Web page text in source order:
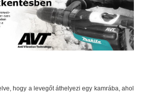
hogy a levegőt áthelyezi egy kamrába, ahol